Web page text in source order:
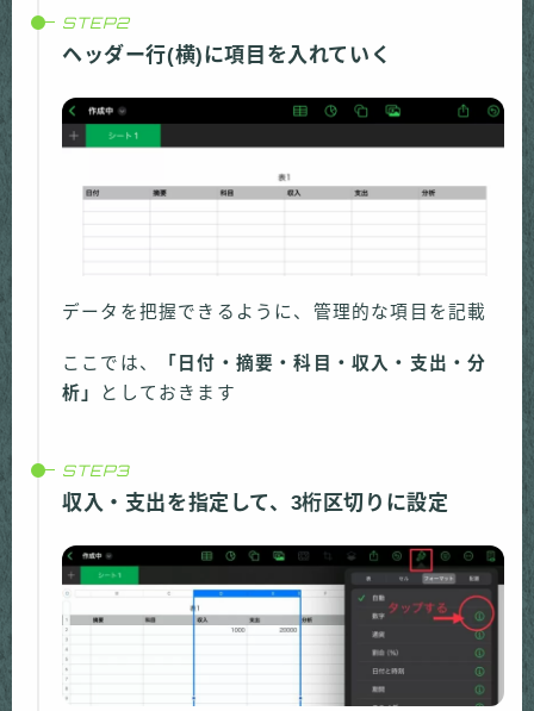
ヘッダー行(横)に項目を入れていく
データを把握できるように、管理的な項目を記載
ここでは、
「日付・摘要・科目・収入・支出・分
析」
としておきます
収入・支出を指定して、3桁区切りに設定